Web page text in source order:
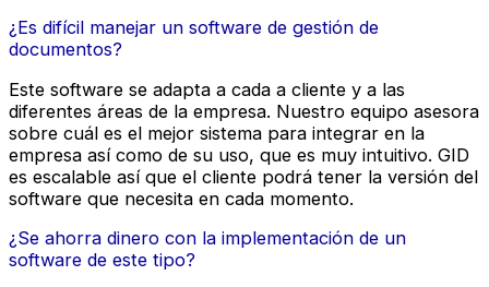
¿Es difícil manejar un software de gestión de
documentos?
Este software se adapta a cada a cliente y a las
diferentes áreas de la empresa. Nuestro equipo asesora
sobre cuál es el mejor sistema para integrar en la
empresa así como de su uso, que es muy intuitivo. GID
es escalable así que el cliente podrá tener la versión del
software que necesita en cada momento.
¿Se ahorra dinero con la implementación de un
software de este tipo?